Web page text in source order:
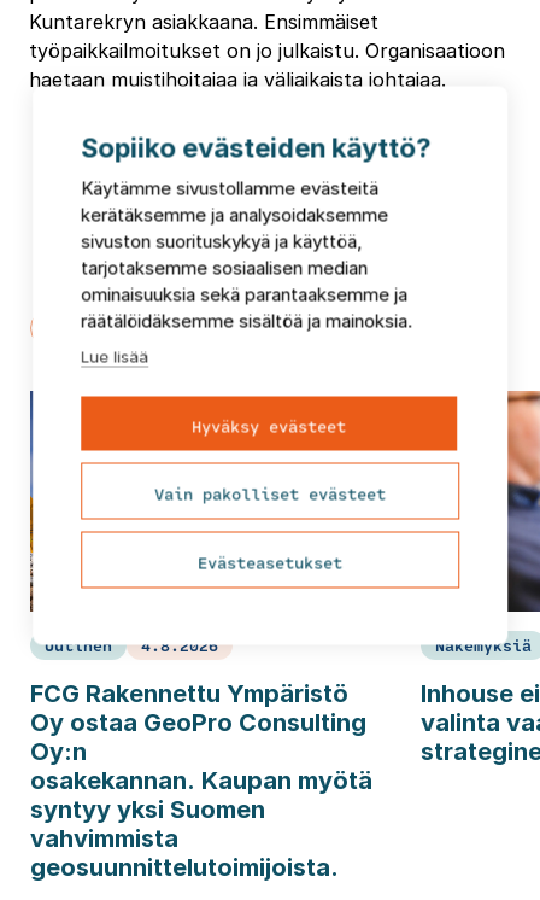
Kuntarekryn asiakkaana. Ensimmäiset
työpaikkailmoitukset on jo julkaistu. Organisaatioon
haetaan muistihoitajaa ja väliaikaista johtajaa.
Puheenaiheita ja uutisia
Uutinen 4.8.2026
FCG Rakennettu Ympäristö
Oy ostaa GeoPro Consulting
Oy:n
osakekannan. Kaupan myötä
syntyy yksi Suomen
vahvimmista
geosuunnittelutoimijoista.
Näkemyksiä
Inhouse
valinta
Sopiiko evästeiden käyttö?
Käytämme sivustollamme evästeitä
kerätäksemme ja analysoidaksemme
sivuston suorituskykyä ja käyttöä,
tarjotaksemme sosiaalisen median
ominaisuuksia sekä parantaaksemme ja
räätälöidäksemme sisältöä ja mainoksia.
Lue lisää
Hyväksy evästeet
Vain pakolliset evästeet
Evästeasetukset